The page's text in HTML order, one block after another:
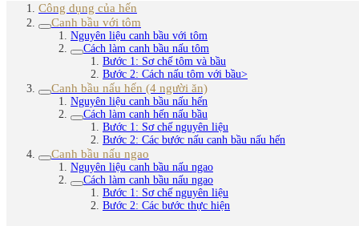
Công dụng của hến
Canh bầu với tôm
Nguyên liệu canh bầu với tôm
Cách làm canh bầu nấu tôm
Bước 1: Sơ chế tôm và bầu
Bước 2: Cách nấu tôm với bầu>
Canh bầu nấu hến (4 người ăn)
Nguyên liệu canh bầu nấu hến
Cách làm canh hến nấu bầu
Bước 1: Sơ chế nguyên liệu
Bước 2: Các bước nấu canh bầu nấu hến
Canh bầu nấu ngao
Nguyên liệu canh bầu nấu ngao
Cách làm canh bầu nấu ngao
Bước 1: Sơ chế nguyên liệu
Bước 2: Các bước thực hiện